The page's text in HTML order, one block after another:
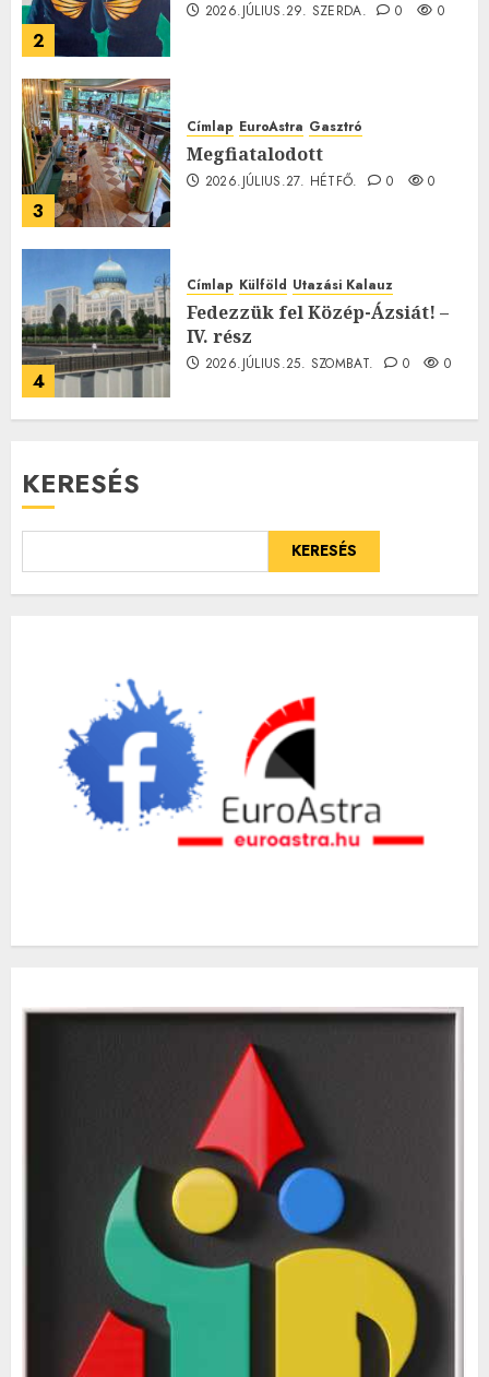
2
2026.JÚLIUS.29. SZERDA. 0 0
3
Címlap EuroAstra Gasztró
Megfiatalodott
2026.JÚLIUS.27. HÉTFŐ. 0 0
4
Címlap Külföld Utazási Kalauz
Fedezzük fel Közép-Ázsiát! –
IV. rész
2026.JÚLIUS.25. SZOMBAT. 0 0
KERESÉS
KERESÉS